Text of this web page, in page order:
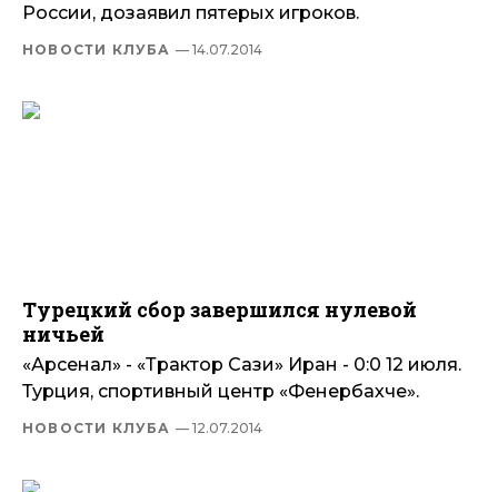
России, дозаявил пятерых игроков.
НОВОСТИ КЛУБА — 14.07.2014
Турецкий сбор завершился нулевой
ничьей
«Арсенал» - «Трактор Сази» Иран - 0:0 12 июля.
Турция, спортивный центр «Фенербахче».
НОВОСТИ КЛУБА — 12.07.2014